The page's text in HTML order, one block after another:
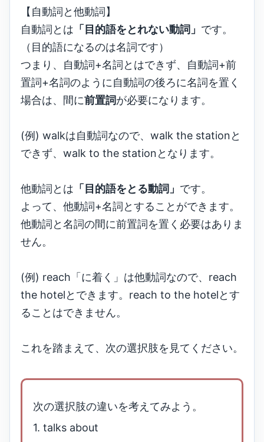
【自動詞と他動詞】
自動詞とは 「目的語をとれない動詞」 です。
（目的語になるのは名詞です）
つまり、自動詞+名詞とはできず、自動詞+前
置詞+名詞のように自動詞の後ろに名詞を置く
場合は、間に前置詞が必要になります。
(例) walkは自動詞なので、walk the stationと
できず、walk to the stationとなります。
他動詞とは 「目的語をとる動詞」 です。
よって、他動詞+名詞とすることができます。
他動詞と名詞の間に前置詞を置く必要はありま
せん。
(例) reach「に着く」は他動詞なので、reach
the hotelとできます。reach to the hotelとす
ることはできません。
これを踏まえて、次の選択肢を見てください。
次の選択肢の違いを考えてみよう。
1. talks about